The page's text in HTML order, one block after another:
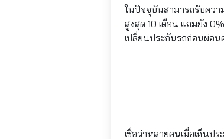
ในปัจจุบันสามารถรับควา
สูงสุด 10 เดือน แถมยัง
เปลี่ยนประกันรถก่อนผ่อน
เชื่อว่าหลายคนเมื่อเห็นป